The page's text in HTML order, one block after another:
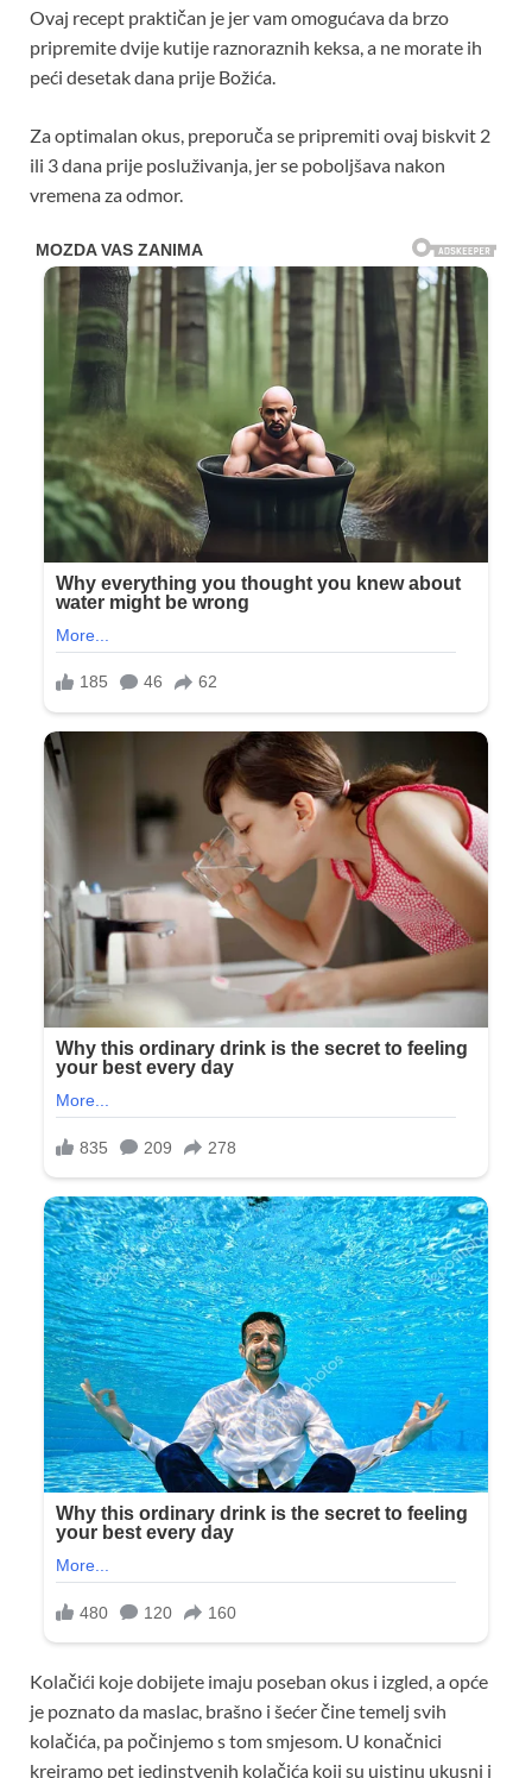
Ovaj recept praktičan je jer vam omogućava da brzo
pripremite dvije kutije raznoraznih keksa, a ne morate ih
peći desetak dana prije Božića.
Za optimalan okus, preporuča se pripremiti ovaj biskvit 2
ili 3 dana prije posluživanja, jer se poboljšava nakon
vremena za odmor.
Kolačići koje dobijete imaju poseban okus i izgled, a opće
je poznato da maslac, brašno i šećer čine temelj svih
kolačića, pa počinjemo s tom smjesom. U konačnici
kreiramo pet jedinstvenih kolačića koji su uistinu ukusni i